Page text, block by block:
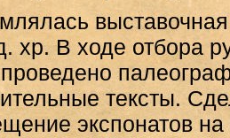
выставочная
хр. В ходе отбора
тексты.
экспонатов